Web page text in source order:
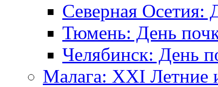
Северная Осетия:
Тюмень: День
Челябинск: День
Малага: XXI Летние